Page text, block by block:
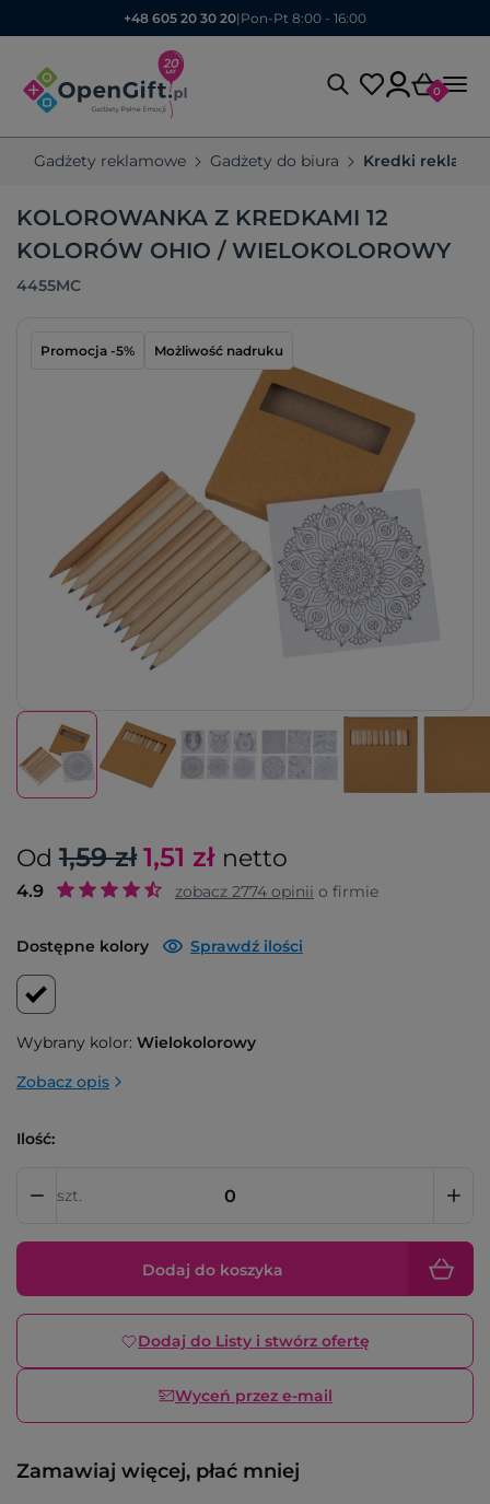
+48 605 20 30 20| Pon-Pt 8:00 - 16:00
0
Gadżety reklamowe Gadżety do biura Kredki
KOLOROWANKA Z KREDKAMI 12
KOLORÓW OHIO / WIELOKOLOROWY
4455MC
Promocja -5% Możliwość nadruku
Od 1,59 zł 1,51 zł netto
4.9 zobacz 2774 opinii o firmie
Dostępne kolory Sprawdź ilości
Wybrany kolor: Wielokolorowy
Zobacz opis
Ilość:
szt.
Dodaj do koszyka
Dodaj do Listy i stwórz ofertę
Wyceń przez e-mail
Zamawiaj więcej, płać mniej